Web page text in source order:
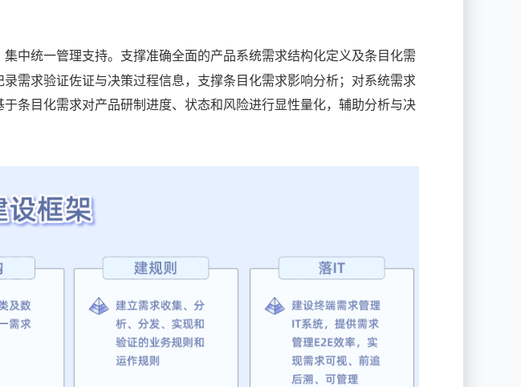
中统一管理支持。支撑准确全面的产品系统需求结构化定义及条目化需
需求验证佐证与决策过程信息，支撑条目化需求影响分析；对系统需求
条目化需求对产品研制进度、状态和风险进行显性量化，辅助分析与决